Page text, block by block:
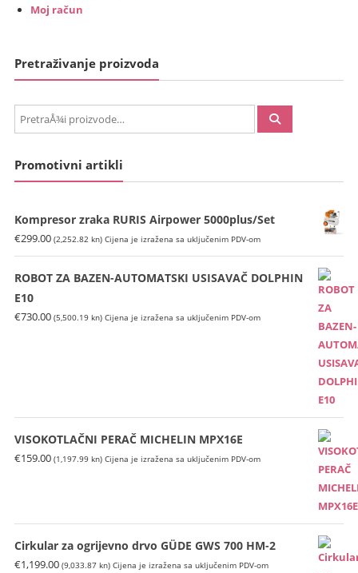
Moj račun
Pretraživanje proizvoda
PretraÅ¾i:
Promotivni artikli
Kompresor zraka RURIS Airpower 5000plus/Set
€299.00 (2,252.82 kn) Cijena je izražena sa uključenim PDV-om
ROBOT ZA BAZEN-AUTOMATSKI USISAVAČ DOLPHIN
E10
€730.00 (5,500.19 kn) Cijena je izražena sa uključenim PDV-om
VISOKOTLAČNI PERAČ MICHELIN MPX16E
€159.00 (1,197.99 kn) Cijena je izražena sa uključenim PDV-om
Cirkular za ogrijevno drvo GÜDE GWS 700 HM-2
€1,199.00 (9,033.87 kn) Cijena je izražena sa uključenim PDV-om